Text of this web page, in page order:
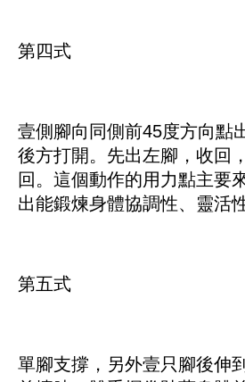
第四式
壹側腳向同側前45度方向點
後方打開。先出左腳，收回
回。這個動作的用力點主要
出能鍛煉身體協調性、靈活
第五式
單腳支撐，另外壹只腳後伸